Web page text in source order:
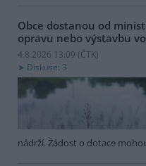
Obce dostanou od
opravu nebo výstavbu
4.8.2026 13:09 (ČTK)
Diskuse: 3
nádrží. Žádost o dotace